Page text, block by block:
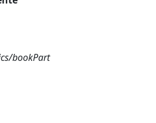
bookPart